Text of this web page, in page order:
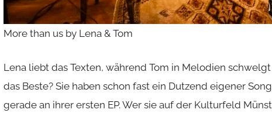
More than us by Lena & Tom
Lena liebt das Texten, während Tom in Melodien
das Beste? Sie haben schon fast ein Dutzend eigener
gerade an ihrer ersten EP. Wer sie auf der Kulturfeld